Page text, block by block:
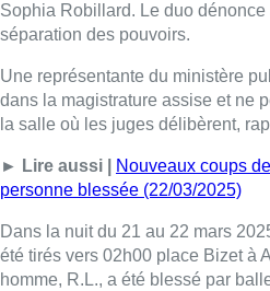
Sophia Robillard. Le duo
séparation des pouvoirs.
Une représentante du ministère
dans la magistrature assise et ne
la salle où les juges délibèrent,
► Lire aussi |
Nouveaux coups
personne blessée (22/03/2025)
Dans la nuit du 21 au 22 mars
été tirés vers 02h00 place Bizet à
homme, R.L., a été blessé par